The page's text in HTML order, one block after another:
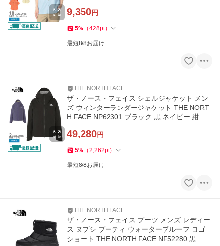
9,350円
5% （428pt）
最短8/8お届け
THE NORTH FACE
ザ・ノース・フェイス シェルジャケット メン
ズ ウィンターランダージャケット THE NORT
H FACE NP62301 ブラック 黒 ネイビー 紺 ア
49,280円
5% （2,262pt）
最短8/8お届け
THE NORTH FACE
ザ・ノース・フェイス ブーツ メンズ レディー
ス ヌプシ ブーティ ウォータープルーフ ロゴ
ショート THE NORTH FACE NF52280 黒